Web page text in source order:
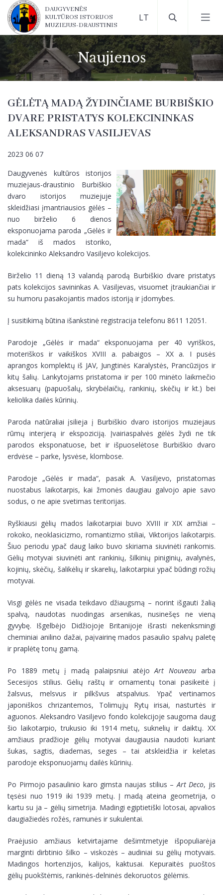
DAUGYVENĖS
KULTŪROS ISTORIJOS
MUZIEJUS-DRAUSTINIS
Naujienos
GĖLĖTĄ MADĄ ŽYDINČIAME BURBIŠKIO
DVARE PRISTATYS KOLEKCININKAS
ALEKSANDRAS VASILJEVAS
2023 06 07
Daugyvenės kultūros istorijos
muziejaus-draustinio Burbiškio
dvaro istorijos muziejuje
skleidžiasi įmantriausios gėlės –
nuo birželio 6 dienos
eksponuojama paroda „Gėlės ir
mada“ iš mados istoriko,
kolekcininko Aleksandro Vasiljevo kolekcijos.
Birželio 11 dieną 13 valandą parodą Burbiškio dvare pristatys
pats kolekcijos savininkas A. Vasiljevas, visuomet įtraukiančiai ir
su humoru pasakojantis mados istoriją ir įdomybes.
Į susitikimą būtina išankstinė registracija telefonu 8611 12051.
Parodoje „Gėlės ir mada“ eksponuojama per 40 vyriškos,
moteriškos ir vaikiškos XVIII a. pabaigos – XX a. I pusės
aprangos komplektų iš JAV, Jungtinės Karalystės, Prancūzijos ir
kitų šalių. Lankytojams pristatoma ir per 100 minėto laikmečio
aksesuarų (papuošalų, skrybėlaičių, rankinių, skėčių ir kt.) bei
keliolika dailės kūrinių.
Paroda natūraliai įsilieja į Burbiškio dvaro istorijos muziejaus
rūmų interjerą ir ekspoziciją. Įvairiaspalvės gėlės žydi ne tik
parodos eksponatuose, bet ir išpuoselėtose Burbiškio dvaro
erdvėse – parke, lysvėse, klombose.
Parodoje „Gėlės ir mada“, pasak A. Vasiljevo, pristatomas
nuostabus laikotarpis, kai žmonės daugiau galvojo apie savo
sodus, o ne apie svetimas teritorijas.
Ryškiausi gėlių mados laikotarpiai buvo XVIII ir XIX amžiai –
rokoko, neoklasicizmo, romantizmo stiliai, Viktorijos laikotarpis.
Šiuo periodu ypač daug laiko buvo skiriama siuvinėti rankomis.
Gėlių motyvai siuvinėti ant rankinių, šilkinių piniginių, avalynės,
kojinių, skėčių, šalikėlių ir skarelių, laikotarpiui ypač būdingi rožių
motyvai.
Visgi gėlės ne visada teikdavo džiaugsmą – norint išgauti žalią
spalvą, naudotas nuodingas arsenikas, nusinešęs ne vieną
gyvybę. Išgelbėjo Didžiojoje Britanijoje išrasti nekenksmingi
cheminiai anilino dažai, paįvairinę mados pasaulio spalvų paletę
ir praplėtę tonų gamą.
Po 1889 metų į madą palaipsniui atėjoArt Nouveau arba
Secesijos stilius. Gėlių raštų ir ornamentų tonai pasikeitė į
žalsvus, melsvus ir pilkšvus atspalvius. Ypač vertinamos
japoniškos chrizantemos, Tolimųjų Rytų irisai, nasturtės ir
aguonos. Aleksandro Vasiljevo fondo kolekcijoje saugoma daug
šio laikotarpio, trukusio iki 1914 metų, suknelių ir daiktų. XX
amžiaus pradžioje gėlių motyvai daugiausia naudoti kuriant
šukas, sagtis, diademas, seges – tai atskleidžia ir keletas
parodoje eksponuojamų dailės kūrinių.
Po Pirmojo pasaulinio karo gimsta naujas stilius –Art Deco, jis
tęsėsi nuo 1919 iki 1939 metų. Į madą ateina geometrija, o
kartu su ja – gėlių simetrija. Madingi egiptietiški lotosai, apvalios
daugiažiedės rožės, ramunės ir sukulentai.
Praėjusio amžiaus ketvirtajame dešimtmetyje išpopuliarėja
marginti dirbtinio šilko – viskozės – audiniai su gėlių motyvais.
Madingos hortenzijos, kalijos, kaktusai. Kepuraitės puoštos
gėlių puokštėmis, rankinės-delninės dekoruotos gėlėmis.